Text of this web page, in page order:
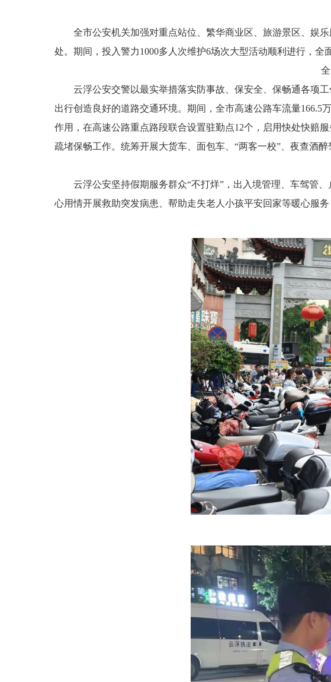
全市公安机关加强对重点站位、繁华商业区、旅游景区、娱乐
处。期间，投入警力1000多人次维护6场次大型活动顺利进行，
云浮公安交警以最实举措落实防事故、保安全、保畅通各项工
出行创造良好的道路交通环境。期间，全市高速公路车流量166.5
作用，在高速公路重点路段联合设置驻勤点12个，启用快处快赔
疏堵保畅工作。统筹开展大货车、面包车、“两客一校”、夜查酒
云浮公安坚持假期服务群众“不打烊”，出入境管理、车驾管、
心用情开展救助突发病患、帮助走失老人小孩平安回家等暖心服